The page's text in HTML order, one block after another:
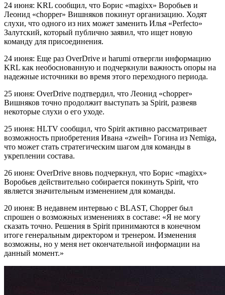
24 июня: KRL сообщил, что Борис «magixx» Воробьев и
Леонид «chopper» Вишняков покинут организацию. Ходят
слухи, что одного из них может заменить Илья «Perfecto»
Залутский, который публично заявил, что ищет новую
команду для присоединения.
24 июня: Еще раз OverDrive и harumi отвергли информацию
KRL как необоснованную и подчеркнули важность опоры на
надежные источники во время этого переходного периода.
25 июня: OverDrive подтвердил, что Леонид «chopper»
Вишняков точно продолжит выступать за Spirit, развеяв
некоторые слухи о его уходе.
25 июня: HLTV сообщил, что Spirit активно рассматривает
возможность приобретения Ивана «zweih» Гогина из Nemiga,
что может стать стратегическим шагом для команды в
укреплении состава.
26 июня: OverDrive вновь подчеркнул, что Борис «magixx»
Воробьев действительно собирается покинуть Spirit, что
является значительным изменением для команды.
20 июня: В недавнем интервью с BLAST, Chopper был
спрошен о возможных изменениях в составе: «Я не могу
сказать точно. Решения в Spirit принимаются в конечном
итоге генеральным директором и тренером. Изменения
возможны, но у меня нет окончательной информации на
данный момент.»